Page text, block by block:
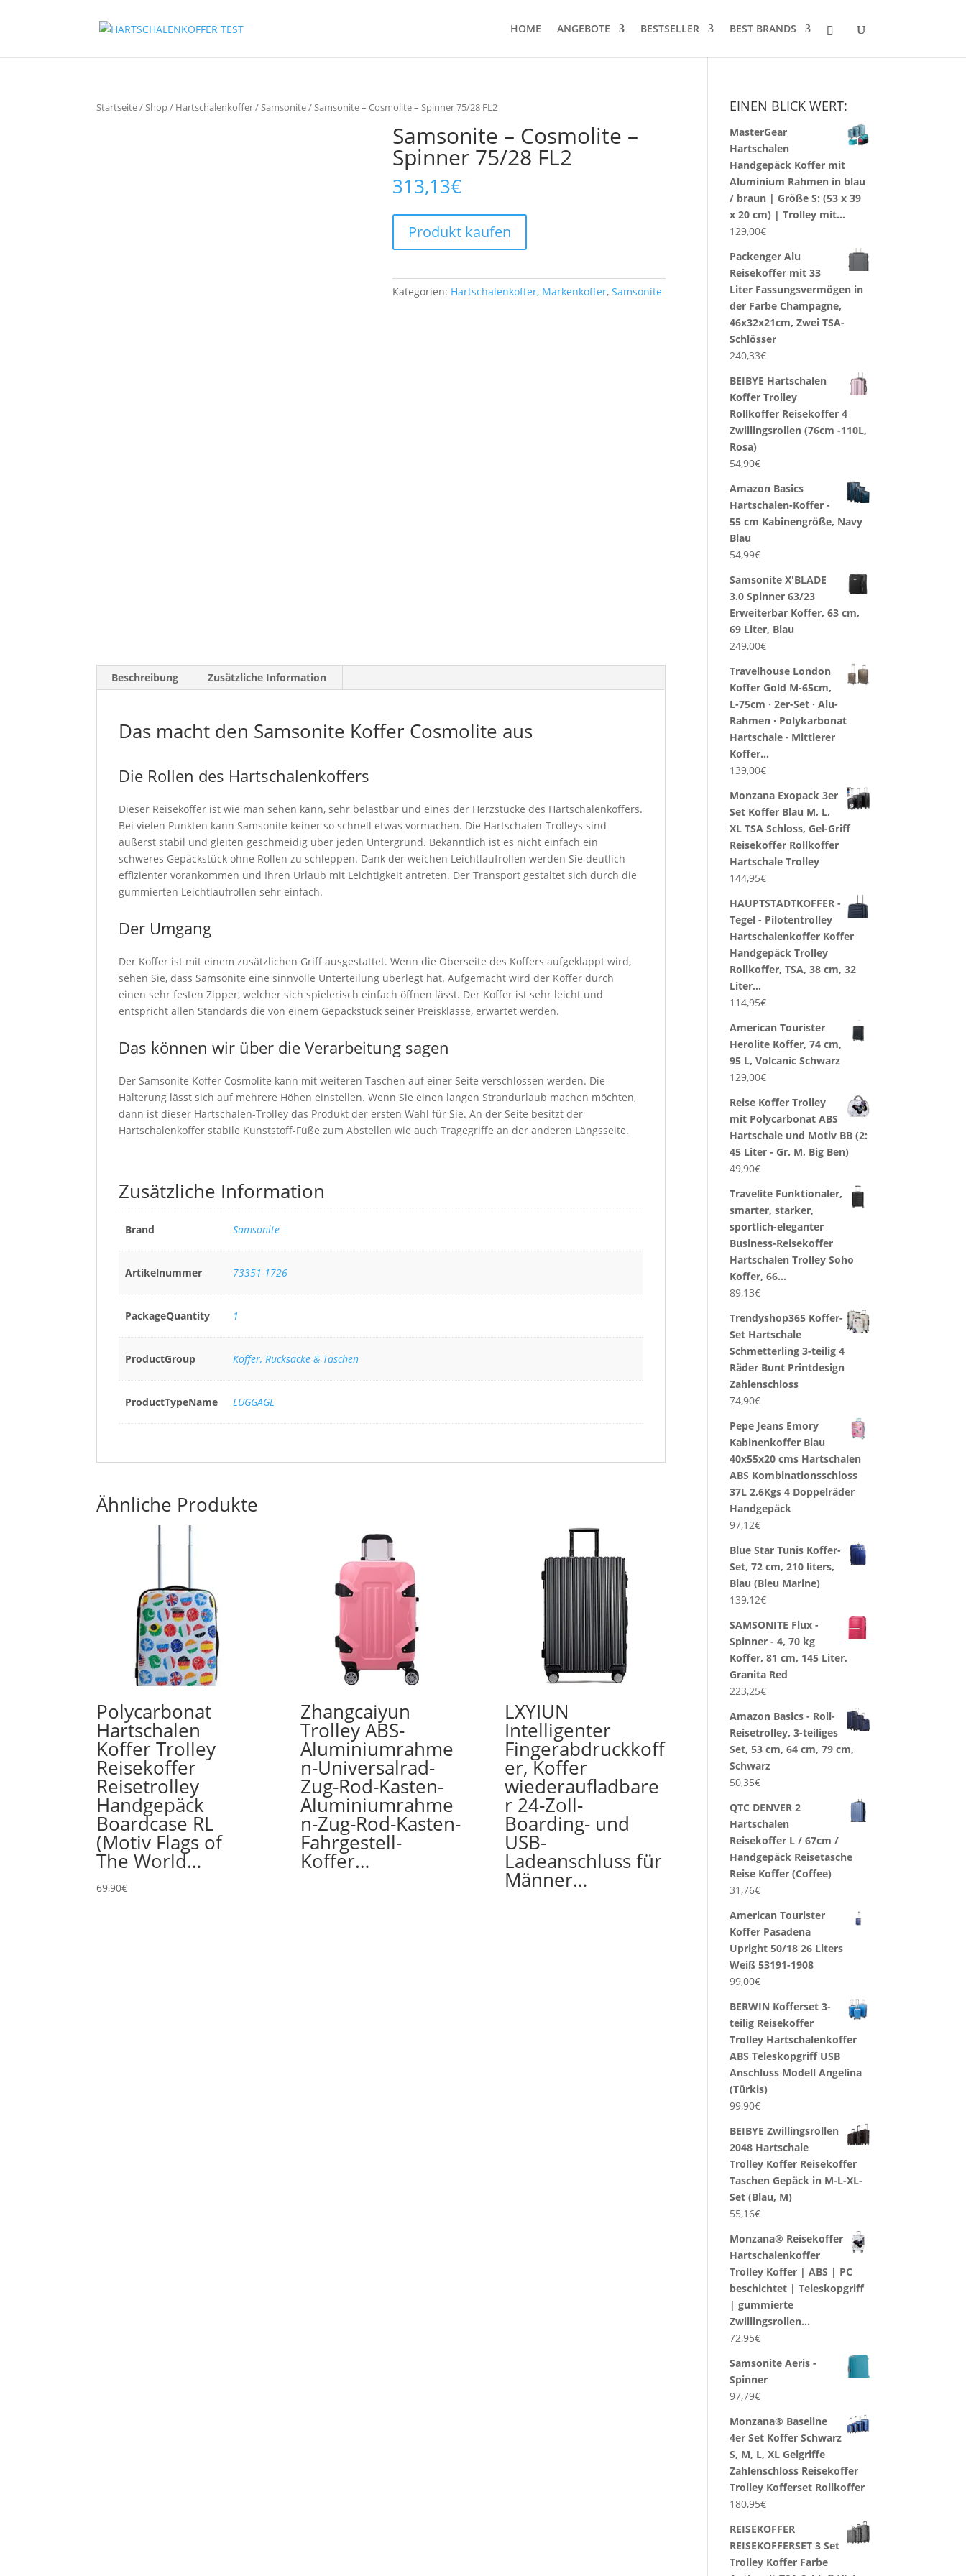
HOME ANGEBOTE BESTSELLER BEST BRANDS
Startseite/Shop/ Hartschalenkoffer/Samsonite/ Samsonite – Cosmolite – Spinner 75/28 FL2
Samsonite – Cosmolite –
Spinner 75/28 FL2
313,13€
Produkt kaufen
Kategorien: Hartschalenkoffer, Markenkoffer,Samsonite
Beschreibung Zusätzliche Information
Das macht den Samsonite Koffer Cosmolite aus
Die Rollen des Hartschalenkoffers
Dieser Reisekoffer ist wie man sehen kann, sehr belastbar und eines der Herzstücke des Hartschalenkoffers.
Bei vielen Punkten kann Samsonite keiner so schnell etwas vormachen. Die Hartschalen-Trolleys sind
äußerst stabil und gleiten geschmeidig über jeden Untergrund. Bekanntlich ist es nicht einfach ein
schweres Gepäckstück ohne Rollen zu schleppen. Dank der weichen Leichtlaufrollen werden Sie deutlich
effizienter vorankommen und Ihren Urlaub mit Leichtigkeit antreten. Der Transport gestaltet sich durch die
gummierten Leichtlaufrollen sehr einfach.
Der Umgang
Der Koffer ist mit einem zusätzlichen Griff ausgestattet. Wenn die Oberseite des Koffers aufgeklappt wird,
sehen Sie, dass Samsonite eine sinnvolle Unterteilung überlegt hat. Aufgemacht wird der Koffer durch
einen sehr festen Zipper, welcher sich spielerisch einfach öffnen lässt. Der Koffer ist sehr leicht und
entspricht allen Standards die von einem Gepäckstück seiner Preisklasse, erwartet werden.
Das können wir über die Verarbeitung sagen
Der Samsonite Koffer Cosmolite kann mit weiteren Taschen auf einer Seite verschlossen werden. Die
Halterung lässt sich auf mehrere Höhen einstellen. Wenn Sie einen langen Strandurlaub machen möchten,
dann ist dieser Hartschalen-Trolley das Produkt der ersten Wahl für Sie. An der Seite besitzt der
Hartschalenkoffer stabile Kunststoff-Füße zum Abstellen wie auch Tragegriffe an der anderen Längsseite.
Zusätzliche Information
Brand Samsonite
Artikelnummer 73351-1726
PackageQuantity 1
ProductGroup Koffer, Rucksäcke & Taschen
ProductTypeName LUGGAGE
Ähnliche Produkte
Polycarbonat
Hartschalen
Koffer Trolley
Reisekoffer
Reisetrolley
Handgepäck
Boardcase RL
(Motiv Flags of
The World…
69,90€
Zhangcaiyun
Trolley ABS-
Aluminiumrahme
n-Universalrad-
Zug-Rod-Kasten-
Aluminiumrahme
n-Zug-Rod-Kasten-
Fahrgestell-
Koffer…
LXYIUN
Intelligenter
Fingerabdruckkoff
er, Koffer
wiederaufladbare
r 24-Zoll-
Boarding- und
USB-
Ladeanschluss für
Männer…
EINEN BLICK WERT:
MasterGear
Hartschalen
Handgepäck Koffer mit
Aluminium Rahmen in blau
/ braun | Größe S: (53 x 39
x 20 cm) | Trolley mit…
129,00€
Packenger Alu
Reisekoffer mit 33
Liter Fassungsvermögen in
der Farbe Champagne,
46x32x21cm, Zwei TSA-
Schlösser
240,33€
BEIBYE Hartschalen
Koffer Trolley
Rollkoffer Reisekoffer 4
Zwillingsrollen (76cm -110L,
Rosa)
54,90€
Amazon Basics
Hartschalen-Koffer -
55 cm Kabinengröße, Navy
Blau
54,99€
Samsonite X'BLADE
3.0 Spinner 63/23
Erweiterbar Koffer, 63 cm,
69 Liter, Blau
249,00€
Travelhouse London
Koffer Gold M-65cm,
L-75cm · 2er-Set · Alu-
Rahmen · Polykarbonat
Hartschale · Mittlerer
Koffer…
139,00€
Monzana Exopack 3er
Set Koffer Blau M, L,
XL TSA Schloss, Gel-Griff
Reisekoffer Rollkoffer
Hartschale Trolley
144,95€
HAUPTSTADTKOFFER -
Tegel - Pilotentrolley
Hartschalenkoffer Koffer
Handgepäck Trolley
Rollkoffer, TSA, 38 cm, 32
Liter…
114,95€
American Tourister
Herolite Koffer, 74 cm,
95 L, Volcanic Schwarz
129,00€
Reise Koffer Trolley
mit Polycarbonat ABS
Hartschale und Motiv BB (2:
45 Liter - Gr. M, Big Ben)
49,90€
Travelite Funktionaler,
smarter, starker,
sportlich-eleganter
Business-Reisekoffer
Hartschalen Trolley Soho
Koffer, 66…
89,13€
Trendyshop365 Koffer-
Set Hartschale
Schmetterling 3-teilig 4
Räder Bunt Printdesign
Zahlenschloss
74,90€
Pepe Jeans Emory
Kabinenkoffer Blau
40x55x20 cms Hartschalen
ABS Kombinationsschloss
37L 2,6Kgs 4 Doppelräder
Handgepäck
97,12€
Blue Star Tunis Koffer-
Set, 72 cm, 210 liters,
Blau (Bleu Marine)
139,12€
SAMSONITE Flux -
Spinner - 4, 70 kg
Koffer, 81 cm, 145 Liter,
Granita Red
223,25€
Amazon Basics - Roll-
Reisetrolley, 3-teiliges
Set, 53 cm, 64 cm, 79 cm,
Schwarz
50,35€
QTC DENVER 2
Hartschalen
Reisekoffer L / 67cm /
Handgepäck Reisetasche
Reise Koffer (Coffee)
31,76€
American Tourister
Koffer Pasadena
Upright 50/18 26 Liters
Weiß 53191-1908
99,00€
BERWIN Kofferset 3-
teilig Reisekoffer
Trolley Hartschalenkoffer
ABS Teleskopgriff USB
Anschluss Modell Angelina
(Türkis)
99,90€
BEIBYE Zwillingsrollen
2048 Hartschale
Trolley Koffer Reisekoffer
Taschen Gepäck in M-L-XL-
Set (Blau, M)
55,16€
Monzana® Reisekoffer
Hartschalenkoffer
Trolley Koffer | ABS | PC
beschichtet | Teleskopgriff
| gummierte
Zwillingsrollen…
72,95€
Samsonite Aeris -
Spinner
97,79€
Monzana® Baseline
4er Set Koffer Schwarz
S, M, L, XL Gelgriffe
Zahlenschloss Reisekoffer
Trolley Kofferset Rollkoffer
180,95€
REISEKOFFER
REISEKOFFERSET 3 Set
Trolley Koffer Farbe